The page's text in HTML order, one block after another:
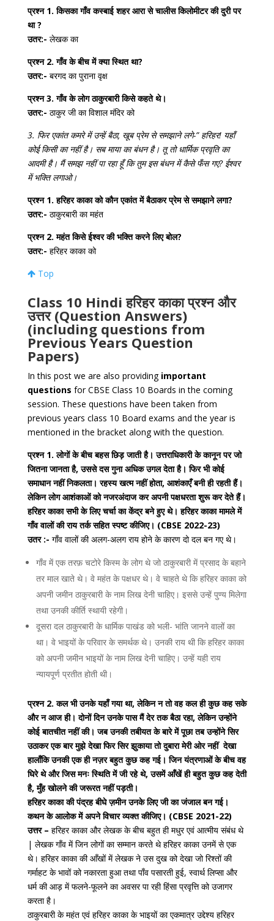
प्रश्न 1. किसका गाँव कस्बाई शहर आरा से चालीस किलोमीटर की दुरी पर
था ?
उतर:- लेखक का
प्रश्न 2. गाँव के बीच में क्या स्थित था?
उतर:- बरगद का पुराना वृक्ष
प्रश्न 3. गाँव के लोग ठाकुरबारी किसे कहते थे।
उतर:- ठाकुर जी का विशाल मंदिर को
3. फिर एकांत कमरे में उन्हें बैठा, खूब प्रेम से समझाने लगे-” हरिहर! यहाँ
कोई किसी का नहीं है। सब माया का बंधन है। तू तो धार्मिक प्रवृति का
आदमी है। मैं समझ नहीं पा रहा हूँ कि तुम इस बंधन में कैसे फँस गए? ईश्वर
में भक्ति लगाओ।
प्रश्न 1. हरिहर काका को कौन एकांत में बैठाकर प्रेम से समझाने लगा?
उतर:- ठाकुरबारी का महंत
प्रश्न 2. महंत किसे ईश्वर की भक्ति करने लिए बोल?
उतर:- हरिहर काका को
Top
Class 10 Hindi हरिहर काका प्रश्न और
उत्तर (Question Answers)
(including questions from
Previous Years Question
Papers)
In this post we are also providing important
questions for CBSE Class 10 Boards in the coming
session. These questions have been taken from
previous years class 10 Board exams and the year is
mentioned in the bracket along with the question.
प्रश्न 1. लोगों के बीच बहस छिड़ जाती है। उत्तराधिकारी के कानून पर जो
जितना जानता है, उससे दस गुना अधिक उगल देता है। फिर भी कोई
समाधान नहीं निकलता। रहस्य खत्म नहीं होता, आशंकाएँ बनी ही रहती हैं।
लेकिन लोग आशंकाओं को नजरअंदाज कर अपनी पक्षधरता शुरू कर देते हैं।
हरिहर काका सभी के लिए चर्चा का केंद्र बने हुए थे। हरिहर काका मामले में
गाँव वालों की राय तर्क सहित स्पष्ट कीजिए। (CBSE 2022-23)
उतर :- गाँव वालों की अलग-अलग राय होने के कारण दो दल बन गए थे।
गाँव में एक तरफ़ चटोरे किस्म के लोग थे जो ठाकुरबारी में प्रसाद के बहाने
तर माल खाते थे। वे महंत के पक्षधर थे। वे चाहते थे कि हरिहर काका को
अपनी जमीन ठाकुरबारी के नाम लिख देनी चाहिए। इससे उन्हें पुण्य मिलेगा
तथा उनकी कीर्ति स्थायी रहेगी।
दूसरा दल ठाकुरबारी के धार्मिक पाखंड को भली- भांति जानने वालों का
था। वे भाइयों के परिवार के समर्थक थे। उनकी राय थी कि हरिहर काका
को अपनी जमीन भाइयों के नाम लिख देनी चाहिए। उन्हें यही राय
न्यायपूर्ण प्रतीत होती थी।
प्रश्न 2. कल भी उनके यहाँ गया था, लेकिन न तो वह कल ही कुछ कह सके
और न आज ही। दोनों दिन उनके पास मैं देर तक बैठा रहा, लेकिन उन्होंने
कोई बातचीत नहीं की। जब उनकी तबीयत के बारे में पूछा तब उन्होंने सिर
उठाकर एक बार मुझे देखा फिर सिर झुकाया तो दुबारा मेरी ओर नहीं देखा
हालाँकि उनकी एक ही नज़र बहुत कुछ कह गई। जिन यंत्रणाओं के बीच वह
घिरे थे और जिस मनः स्थिति में जी रहे थे, उसमें आँखें ही बहुत कुछ कह देती
है, मुँह खोलने की जरूरत नहीं पड़ती।
हरिहर काका की पंद्रह बीघे ज़मीन उनके लिए जी का जंजाल बन गई।
कथन के आलोक में अपने विचार व्यक्त कीजिए। (CBSE 2021-22)
उत्तर – हरिहर काका और लेखक के बीच बहुत ही मधुर एवं आत्मीय संबंध थे
| लेखक गाँव में जिन लोगों का सम्मान करते थे हरिहर काका उनमें से एक
थे। हरिहर काका की आँखों में लेखक ने उस दुख को देखा जो रिश्तों की
गर्माहट के भावों को नकारता हुआ तथा पाँव पसारती हुई, स्वार्थ लिप्सा और
धर्म की आड़ में फलने-फूलने का अवसर पा रही हिंसा प्रवृत्ति को उजागर
करता है।
ठाकुरबारी के महंत एवं हरिहर काका के भाइयों का एकमात्र उद्देश्य हरिहर